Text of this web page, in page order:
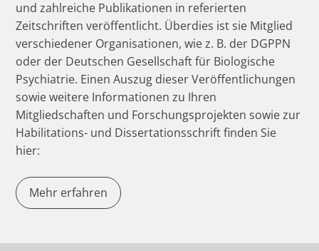
und zahlreiche Publikationen in referierten
Zeitschriften veröffentlicht. Überdies ist sie Mitglied
verschiedener Organisationen, wie z. B. der DGPPN
oder der Deutschen Gesellschaft für Biologische
Psychiatrie. Einen Auszug dieser Veröffentlichungen
sowie weitere Informationen zu Ihren
Mitgliedschaften und Forschungsprojekten sowie zur
Habilitations- und Dissertationsschrift finden Sie
hier:
Mehr erfahren